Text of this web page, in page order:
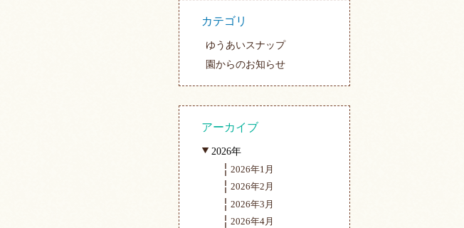
カテゴリ
ゆうあいスナップ
園からのお知らせ
アーカイブ
2026年
2026年1月
2026年2月
2026年3月
2026年4月